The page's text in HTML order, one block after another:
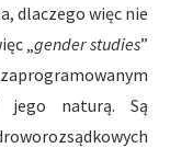
dlaczego więc nie
„gender studies”
jego naturą. Są